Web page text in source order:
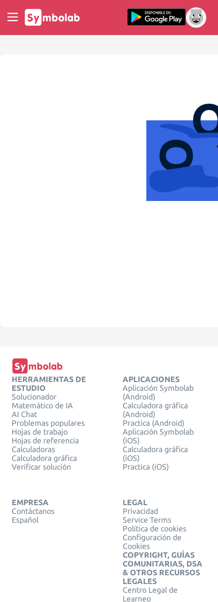
HERRAMIENTAS DE
ESTUDIO
Solucionador
Matemático de IA
AI Chat
Problemas populares
Hojas de trabajo
Hojas de referencia
Calculadoras
Calculadora gráfica
Verificar solución
APLICACIONES
Aplicación Symbolab
(Android)
Calculadora gráfica
(Android)
Practica (Android)
Aplicación Symbolab
(iOS)
Calculadora gráfica
(iOS)
Practica (iOS)
EMPRESA
Contáctanos
Español
LEGAL
Privacidad
Service Terms
Política de cookies
Configuración de
Cookies
COPYRIGHT, GUÍAS
COMUNITARIAS, DSA
& OTROS RECURSOS
LEGALES
Centro Legal de
Learneo